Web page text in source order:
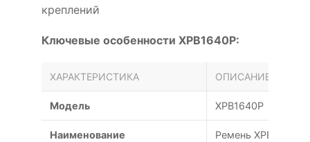
креплений
Ключевые особенности XPB1640P:
ХАРАКТЕРИСТИКА ОПИСАНИЕ
Модель XPB1640P
Наименование Ремень XPB 1640